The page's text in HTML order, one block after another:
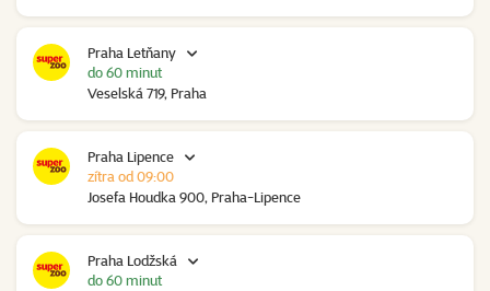
Praha Letňany
Veselská 719, Praha
do 60 minut
Praha Lipence
Josefa Houdka 900, Praha-Lipence
zítra od 09:00
Praha Lodžská
do 60 minut